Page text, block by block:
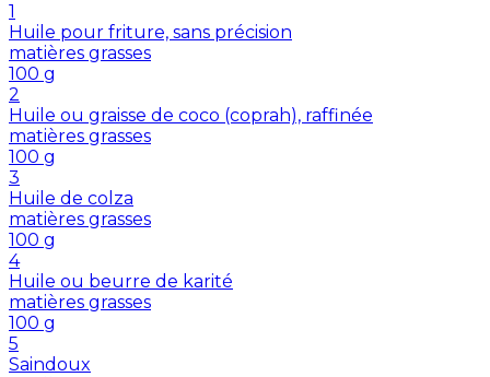
1
Huile pour friture, sans précision
matières grasses
100 g
2
Huile ou graisse de coco (coprah), raffinée
matières grasses
100 g
3
Huile de colza
matières grasses
100 g
4
Huile ou beurre de karité
matières grasses
100 g
5
Saindoux